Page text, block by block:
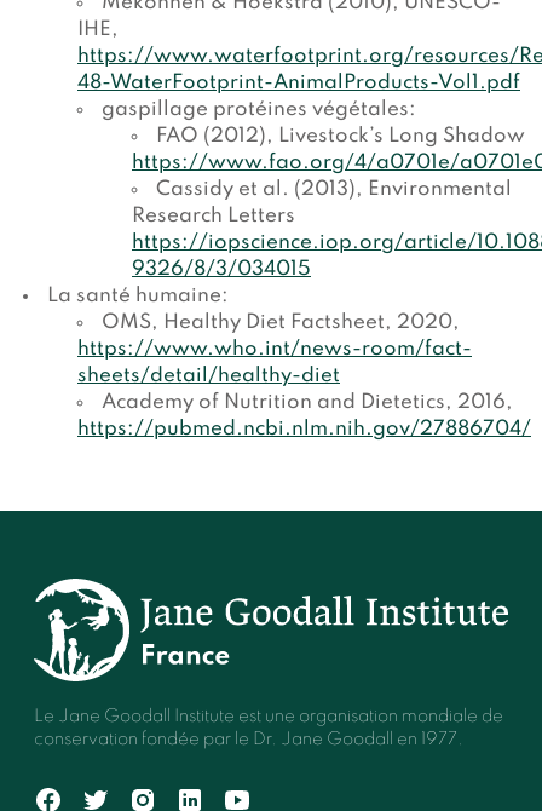
IHE,
https://www.waterfootprint.org/resources/
48-WaterFootprint-AnimalProducts-Vol1.pdf
gaspillage protéines végétales:
FAO (2012), Livestock’s Long Shadow
https://www.fao.org/4/a0701e/
Cassidy et al. (2013), Environmental
Research Letters
https://iopscience.iop.org/article/
9326/8/3/034015
La santé humaine:
OMS, Healthy Diet Factsheet, 2020,
https://www.who.int/news-room/fact-
sheets/detail/healthy-diet
Academy of Nutrition and Dietetics, 2016,
https://pubmed.ncbi.nlm.nih.gov/27886704/
Le Jane Goodall Institute est une organisation mondiale de
conservation fondée par le Dr. Jane Goodall en 1977.